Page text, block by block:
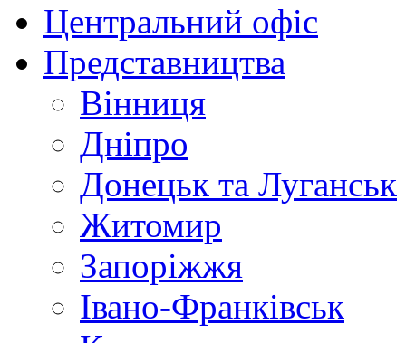
Центральний офіс
Представництва
Вінниця
Дніпро
Донецьк та Луганськ
Житомир
Запоріжжя
Івано-Франківськ